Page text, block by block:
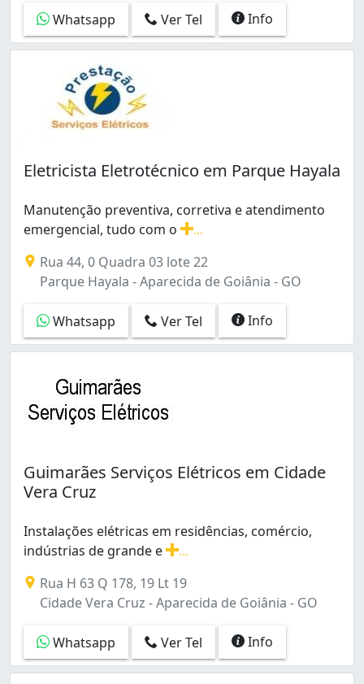
Whatsapp
Ver Tel Info
Eletricista Eletrotécnico em Parque Hayala
Manutenção preventiva, corretiva e atendimento
emergencial, tudo com o
Rua 44, 0 Quadra 03 lote 22
Parque Hayala - Aparecida de Goiânia - GO
Whatsapp Ver Tel Info
Guimarães Serviços Elétricos em Cidade
Vera Cruz
Instalações elétricas em residências, comércio,
indústrias de grande e
Rua H 63 Q 178, 19 Lt 19
Cidade Vera Cruz - Aparecida de Goiânia - GO
Whatsapp Ver Tel Info